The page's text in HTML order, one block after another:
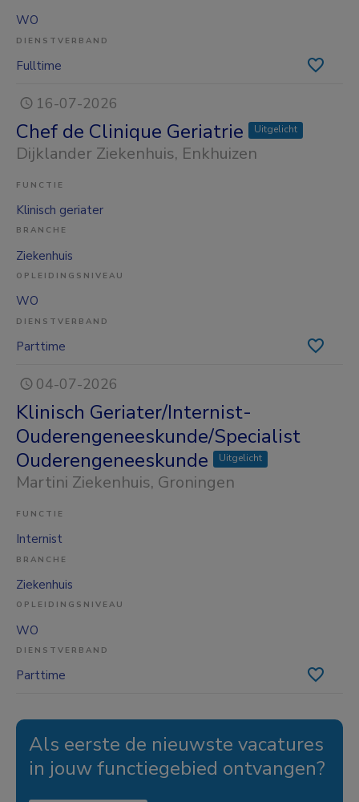
WO
DIENSTVERBAND
Fulltime
16-07-2026
Chef de Clinique Geriatrie Uitgelicht
Dijklander Ziekenhuis, Enkhuizen
FUNCTIE
Klinisch geriater
BRANCHE
Ziekenhuis
OPLEIDINGSNIVEAU
WO
DIENSTVERBAND
Parttime
04-07-2026
Klinisch Geriater/Internist-
Ouderengeneeskunde/Specialist
Ouderengeneeskunde
Uitgelicht
Martini Ziekenhuis, Groningen
FUNCTIE
Internist
BRANCHE
Ziekenhuis
OPLEIDINGSNIVEAU
WO
DIENSTVERBAND
Parttime
Als eerste de nieuwste vacatures
in jouw functiegebied ontvangen?